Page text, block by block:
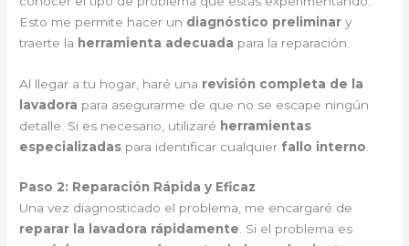
Esto me permite hacer un diagnóstico preliminar y
traerte la herramienta adecuada para la reparación.
Al llegar a tu hogar, haré una revisión completa de la
lavadora para asegurarme de que no se escape ningún
detalle. Si es necesario, utilizaré herramientas
especializadas para identificar cualquier fallo interno
Paso 2: Reparación Rápida y Eficaz
Una vez diagnosticado el problema, me encargaré de
reparar la lavadora rápidamente. Si el problema es